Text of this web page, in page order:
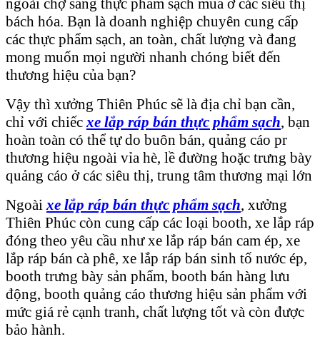
ngoài chợ sang thực phẩm sạch mua ở các siêu thị
bách hóa. Bạn là doanh nghiệp chuyên cung cấp
các thực phẩm sạch, an toàn, chất lượng và đang
mong muốn mọi người nhanh chóng biết đến
thương hiệu của bạn?
Vậy thì xưởng Thiên Phúc sẽ là địa chỉ bạn cần,
chỉ với chiếcxe lắp ráp bán thực phẩm sạch, bạn
hoàn toàn có thể tự do buôn bán, quảng cáo pr
thương hiệu ngoài vỉa hè, lề đường hoặc trưng bày
quảng cáo ở các siêu thị, trung tâm thương mại lớn
Ngoàixe lắp ráp bán thực phẩm sạch, xưởng
Thiên Phúc còn cung cấp các loại booth, xe lắp ráp
đóng theo yêu cầu như xe lắp ráp bán cam ép, xe
lắp ráp bán cà phê, xe lắp ráp bán sinh tố nước ép,
booth trưng bày sản phẩm, booth bán hàng lưu
động, booth quảng cáo thương hiệu sản phẩm với
mức giá rẻ cạnh tranh, chất lượng tốt và còn được
bảo hành.